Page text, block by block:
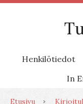
Henkilötiedot
In
Etusivu